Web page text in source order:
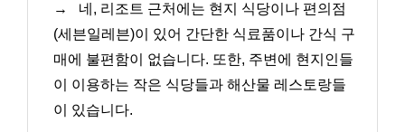
→
네, 리조트 근처에는 현지 식당이나 편의점
(세븐일레븐)이 있어 간단한 식료품이나 간식 구
매에 불편함이 없습니다. 또한, 주변에 현지인들
이 이용하는 작은 식당들과 해산물 레스토랑들
이 있습니다.